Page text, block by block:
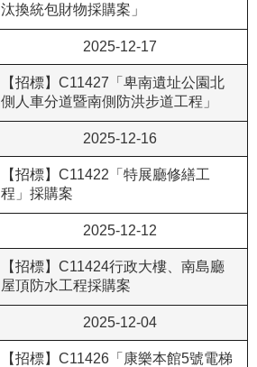
汰換統包財物採購案」
2025-12-17
【招標】C11427「卑南遺址公園北
側人車分道暨南側防洪步道工程」
2025-12-16
【招標】C11422「特展廳修繕工
程」採購案
2025-12-12
【招標】C11424行政大樓、南島廳
屋頂防水工程採購案
2025-12-04
【招標】C11426「康樂本館5號電梯